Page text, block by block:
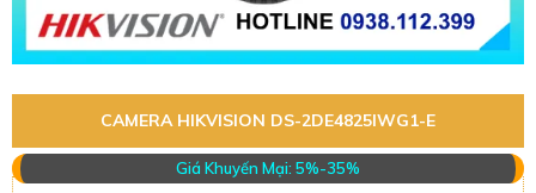
CAMERA HIKVISION DS-2DE4825IWG1-E
Giá Khuyến Mại: 5%-35%